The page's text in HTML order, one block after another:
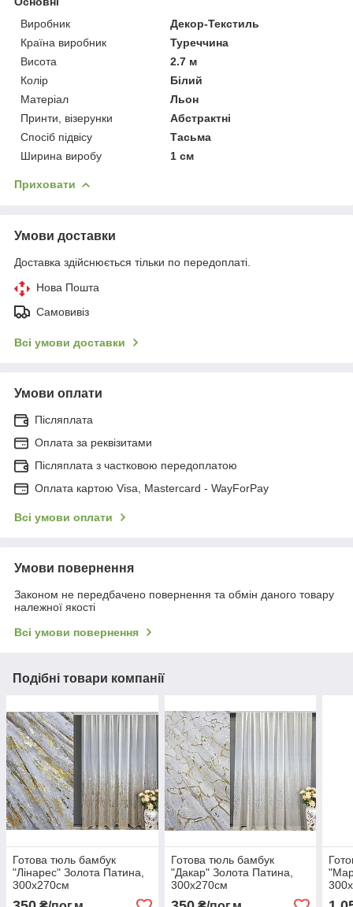
Виробник
Декор-Текстиль
Країна виробник
Туреччина
Висота
2.7 м
Колір
Білий
Матеріал
Льон
Принти, візерунки
Абстрактні
Спосіб підвісу
Тасьма
Ширина виробу
1 см
Приховати
Умови доставки
Доставка здійснюється тільки по передоплаті.
Нова Пошта
Самовивіз
Всі умови доставки
Умови оплати
Післяплата
Оплата за реквізитами
Післяплата з частковою передоплатою
Оплата картою Visa, Mastercard - WayForPay
Всі умови оплати
Умови повернення
Законом не передбачено повернення та обмін даного товару
належної якості
Всі умови повернення
Подібні товари компанії
Готова тюль бамбук
"Лінарес" Золота Патина,
300х270см
Готова тюль бамбук
"Дакар" Золота Патина,
300х270см